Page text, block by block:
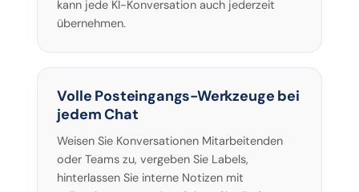
kann jede KI-Konversation auch jederzeit
übernehmen.
Volle Posteingangs-Werkzeuge bei
jedem Chat
Weisen Sie Konversationen Mitarbeitenden
oder Teams zu, vergeben Sie Labels,
hinterlassen Sie interne Notizen mit